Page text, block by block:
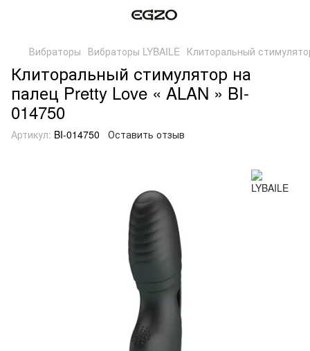
Вибраторы Вибраторы LYBAILE Клиторальный
Клиторальный стимулятор на
палец Pretty Love « ALAN » BI-
014750
Артикул: BI-014750 Оставить отзыв